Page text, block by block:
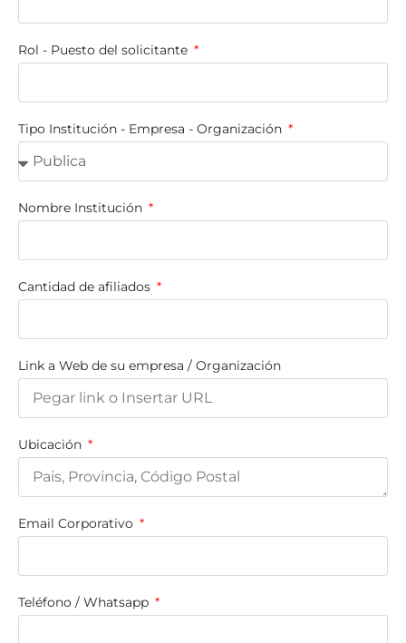
Rol - Puesto del solicitante
Tipo Institución - Empresa - Organización
Nombre Institución
Cantidad de afiliados
Link a Web de su empresa / Organización
Ubicación
Email Corporativo
Teléfono / Whatsapp